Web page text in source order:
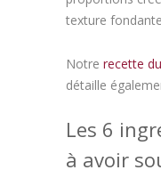
texture
Notre recette
détaille
Les 6
à avoir